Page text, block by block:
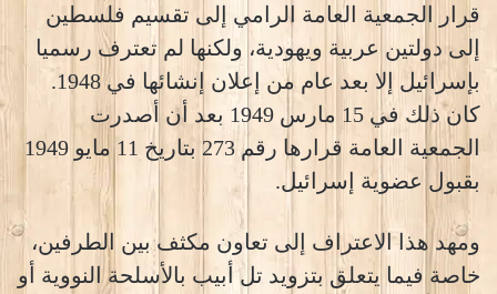
قرار الجمعية العامة الرامي إلى تقسيم فلسطين
إلى دولتين عربية ويهودية، ولكنها لم تعترف رسميا
بإسرائيل إلا بعد عام من إعلان إنشائها في 1948.
كان ذلك في 15 مارس 1949 بعد أن أصدرت
الجمعية العامة قرارها رقم 273 بتاريخ 11 مايو 1949
بقبول عضوية إسرائيل.
ومهد هذا الاعتراف إلى تعاون مكثف بين الطرفين،
خاصة فيما يتعلق بتزويد تل أبيب بالأسلحة النووية أو